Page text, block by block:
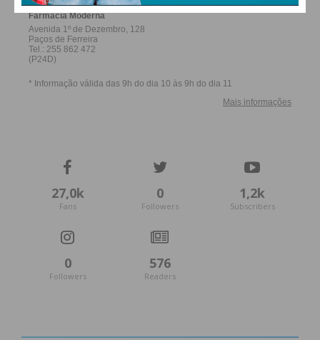
27,0k
Fans
0
Followers
1,2k
Subscribers
0
Followers
576
Readers